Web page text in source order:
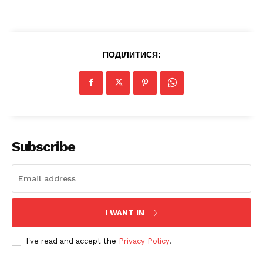
News Week
ПОДІЛИТИСЯ:
Subscribe
I WANT IN
I've read and accept the Privacy Policy.